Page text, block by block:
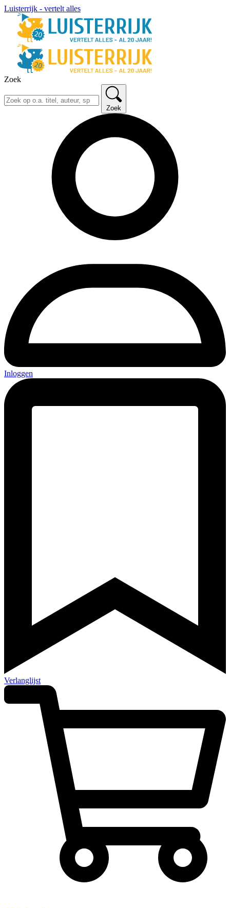
Luisterrijk - vertelt alles
Zoek
Zoek
Inloggen
Verlanglijst